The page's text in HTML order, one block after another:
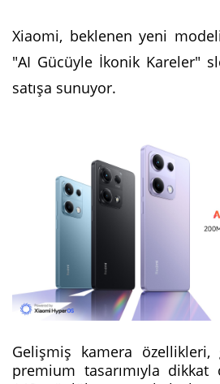
Xiaomi, beklenen yeni
"AI Gücüyle İkonik Kareler"
satışa sunuyor.
Gelişmiş kamera
premium tasarımıyla